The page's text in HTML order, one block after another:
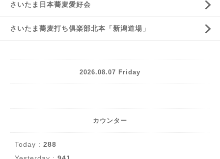
さいたま日本蕎麦愛好会
さいたま蕎麦打ち俱楽部北本「新潟道場」
2026.08.07 Friday
カウンター
Today : 288